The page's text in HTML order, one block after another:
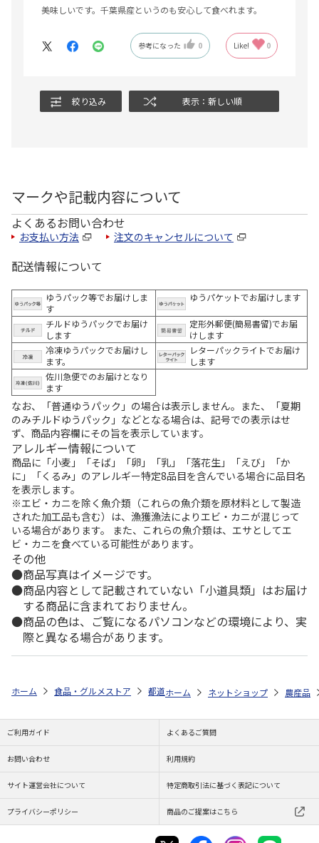
美味しいです。千葉県産というのも安心して食べれます。
参考になった 0 Like! 0
絞り込み 表示：新しい順
マークや記載内容について
よくあるお問い合わせ
お支払い方法 注文のキャンセルについて
配送情報について
ゆうパック等でお届けしま
す
ゆうパケットでお届けします
チルドゆうパックでお届け
します
定形外郵便(簡易書留)でお届
けします
冷凍ゆうパックでお届けし
ます。
レターパックライトでお届け
します
佐川急便でのお届けとなり
ます
なお、「普通ゆうパック」の場合は表示しません。また、「夏期
のみチルドゆうパック」などとなる場合は、記号での表示はせ
ず、商品内容欄にその旨を表示しています。
アレルギー情報について
商品に「小麦」「そば」「卵」「乳」「落花生」「えび」「か
に」「くるみ」のアレルギー特定8品目を含んでいる場合に品目名
を表示します。
※エビ・カニを除く魚介類（これらの魚介類を原材料として製造
された加工品も含む）は、漁獲漁法によりエビ・カニが混じって
いる場合があります。 また、これらの魚介類は、エサとしてエ
ビ・カニを食べている可能性があります。
その他
商品写真はイメージです。
商品内容として記載されていない「小道具類」はお届け
する商品に含まれておりません。
商品の色は、ご覧になるパソコンなどの環境により、実
際と異なる場合があります。
ホーム 食品・グルメストア 都道府県から探す 千葉県 落花生詰
ホーム ネットショップ 農産品
ご利用ガイド よくあるご質問
お問い合わせ 利用規約
サイト運営会社について 特定商取引法に基づく表記について
プライバシーポリシー 商品のご提案はこちら